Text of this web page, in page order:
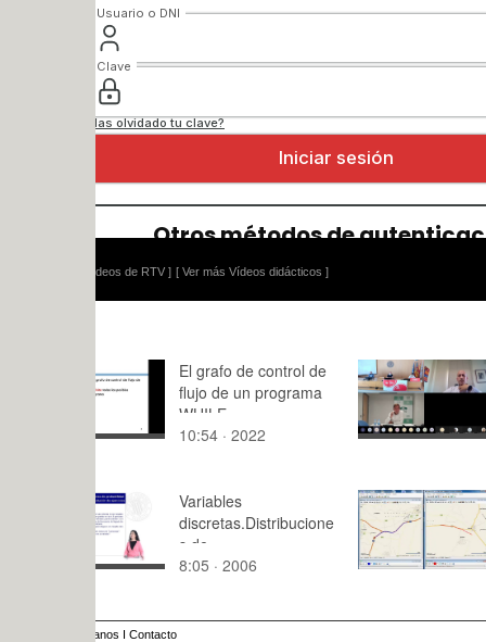
[ Ver más Vídeos didácticos ]
El grafo de control de
flujo de un programa
10:54 · 2022
La
91:18 ·
Variables
discretas.Distribucione
probabilidad.Ejercicio
8:05 · 2006
Rutas -
vehicle
3:37 · 2014